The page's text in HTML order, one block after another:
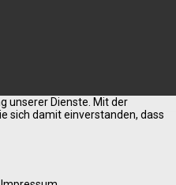
unserer Dienste. Mit der
sich damit einverstanden, dass